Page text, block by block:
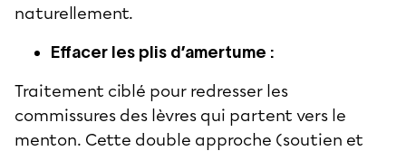
naturellement.
Effacer les plis d’amertume :
Traitement ciblé pour redresser les
commissures des lèvres qui partent vers le
menton. Cette double approche (soutien et